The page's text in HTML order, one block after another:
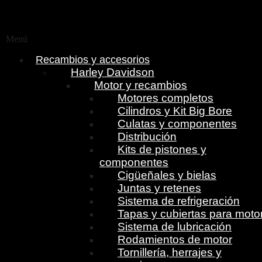
Menú
Recambios y accesorios
Harley Davidson
Motor y recambios
Motores completos
Cilindros y Kit Big Bore
Culatas y componentes
Distribución
Kits de pistones y
componentes
Cigüeñales y bielas
Juntas y retenes
Sistema de refrigeración
Tapas y cubiertas para
Sistema de lubricación
Rodamientos de motor
Tornillería, herrajes y